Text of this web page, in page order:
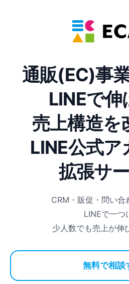
通販(EC)事
LINEで伸
売上構造を
LINE公式ア
拡張サ
CRM・販促・問い合
LINEで一つ
少人数でも売上が伸
無料で相談